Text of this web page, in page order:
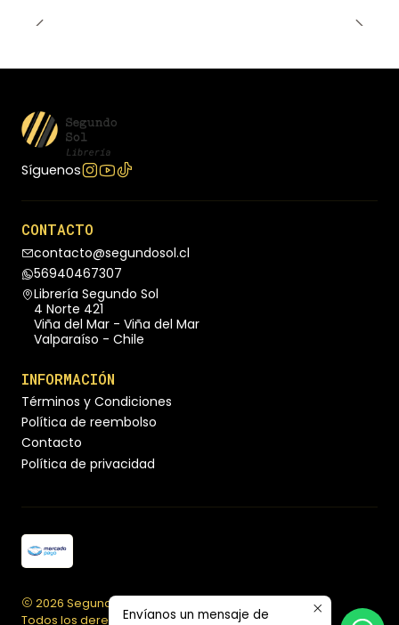
Síguenos
CONTACTO
contacto@segundosol.cl
56940467307
Librería Segundo Sol
4 Norte 421
Viña del Mar - Viña del Mar
Valparaíso - Chile
INFORMACIÓN
Términos y Condiciones
Política de reembolso
Contacto
Política de privacidad
2026 Segundo Sol Librería.
Todos los derechos reservados.Desarrollado por
Envíanos un mensaje de